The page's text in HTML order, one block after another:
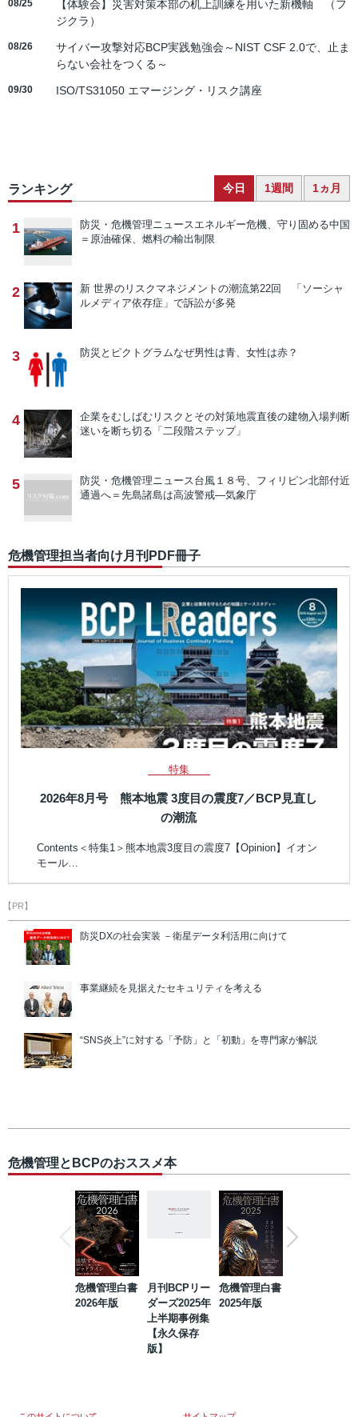
08/25
【体験会】災害対策本部の机上訓練を用いた新機軸 （フ
ジクラ）
08/26
サイバー攻撃対応BCP実践勉強会～NIST CSF 2.0で、止ま
らない会社をつくる～
09/30 ISO/TS31050 エマージング・リスク講座
ランキング 今日 1週間 1ヵ月
1 防災・危機管理ニュースエネルギー危機、守り固める中国
＝原油確保、燃料の輸出制限
2 新 世界のリスクマネジメントの潮流第22回 「ソーシャ
ルメディア依存症」で訴訟が多発
3 防災とピクトグラムなぜ男性は青、女性は赤？
4 企業をむしばむリスクとその対策地震直後の建物入場判断
迷いを断ち切る「二段階ステップ」
5 防災・危機管理ニュース台風１８号、フィリピン北部付近
通過へ＝先島諸島は高波警戒―気象庁
危機管理担当者向け月刊PDF冊子
特集
2026年8月号 熊本地震 3度目の震度7／BCP見直し
の潮流
Contents＜特集1＞熊本地震3度目の震度7【Opinion】イオン
モール…
【PR】
防災DXの社会実装 －衛星データ利活用に向けて
事業継続を見据えたセキュリティを考える
“SNS炎上”に対する「予防」と「初動」を専門家が解説
危機管理とBCPのおススメ本
危機管理白書
2026年版
月刊BCPリー
ダーズ2025年
上半期事例集
【永久保存
版】
危機管理白書
2025年版